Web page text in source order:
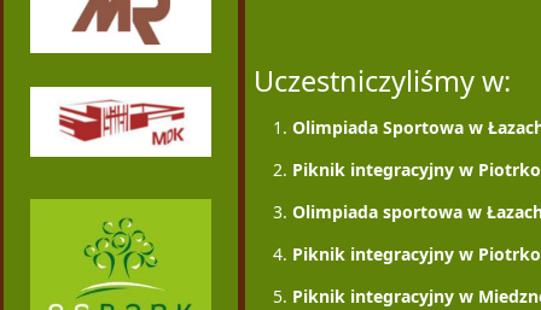
Uczestniczyliśmy w:
Olimpiada Sportowa w
Piknik integracyjny w
Olimpiada sportowa w
Piknik integracyjny w
Piknik integracyjny w